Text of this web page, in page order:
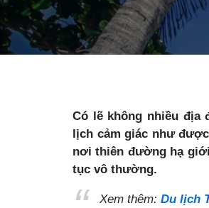
Có lẽ không nhiều địa
lịch cảm giác như
nơi thiên đường hạ
tục vô thường.
Xem thêm:Du lịch